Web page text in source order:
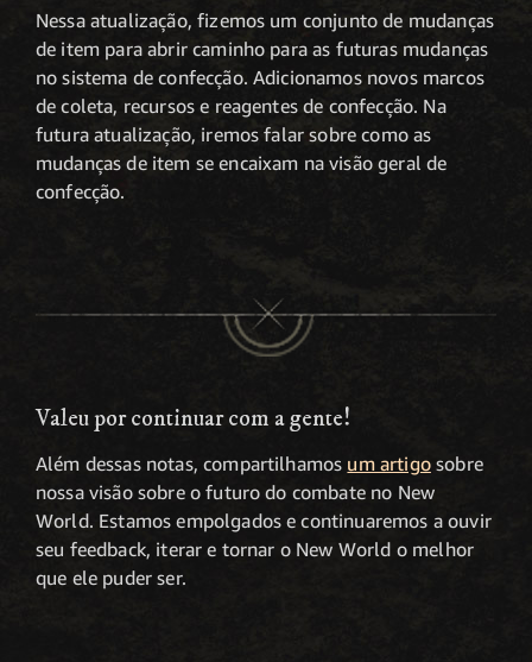
Nessa atualização, fizemos um conjunto de mudanças
de item para abrir caminho para as futuras mudanças
no sistema de confecção. Adicionamos novos marcos
de coleta, recursos e reagentes de confecção. Na
futura atualização, iremos falar sobre como as
mudanças de item se encaixam na visão geral de
confecção.
Valeu por continuar com a gente!
Além dessas notas, compartilhamos um artigosobre
nossa visão sobre o futuro do combate no New
World. Estamos empolgados e continuaremos a ouvir
seu feedback, iterar e tornar o New World o melhor
que ele puder ser.